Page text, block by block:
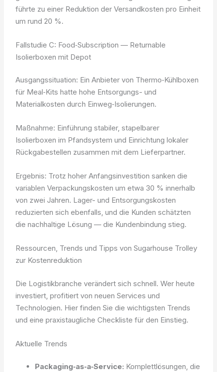
führte zu einer Reduktion der Versandkosten pro Einheit
um rund 20 %.
Fallstudie C: Food‑Subscription — Returnable
Isolierboxen mit Depot
Ausgangssituation: Ein Anbieter von Thermo‑Kühlboxen
für Meal‑Kits hatte hohe Entsorgungs- und
Materialkosten durch Einweg‑Isolierungen.
Maßnahme: Einführung stabiler, stapelbarer
Isolierboxen im Pfandsystem und Einrichtung lokaler
Rückgabestellen zusammen mit dem Lieferpartner.
Ergebnis: Trotz hoher Anfangsinvestition sanken die
variablen Verpackungskosten um etwa 30 % innerhalb
von zwei Jahren. Lager- und Entsorgungskosten
reduzierten sich ebenfalls, und die Kunden schätzten
die nachhaltige Lösung — die Kundenbindung stieg.
Ressourcen, Trends und Tipps von Sugarhouse Trolley
zur Kostenreduktion
Die Logistikbranche verändert sich schnell. Wer heute
investiert, profitiert von neuen Services und
Technologien. Hier finden Sie die wichtigsten Trends
und eine praxistaugliche Checkliste für den Einstieg.
Aktuelle Trends
Packaging‑as‑a‑Service: Komplettlösungen, die